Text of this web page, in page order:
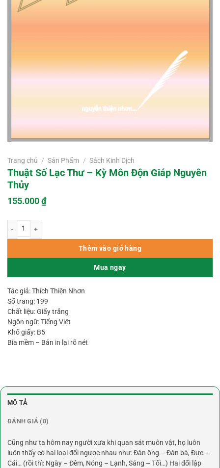
Trang chủ / Sản Phẩm / Sách Kinh Dịch
Thuật Số Lạc Thư – Kỳ Môn Độn Giáp Nguyên
Thủy
155.000₫
Thêm vào giỏ hàng
Mua ngay
Tác giả: Thích Thiện Nhơn
Số trang: 199
Chất liệu: Giấy trắng
Ngôn ngữ: Tiếng Việt
Khổ giấy: B5
Bìa mềm – Bản in lại rõ nét
MÔ TẢ
ĐÁNH GIÁ (0)
Cũng như ta hôm nay người xưa khi quan sát muôn vật, họ luôn
luôn thấy có hai loại đối ngược nhau như: Đàn ông – Đàn bà, Đực –
Cái… (rồi thì: Ngày – Đêm, Nóng – Lạnh, Sáng – Tối…) Hai đối lập